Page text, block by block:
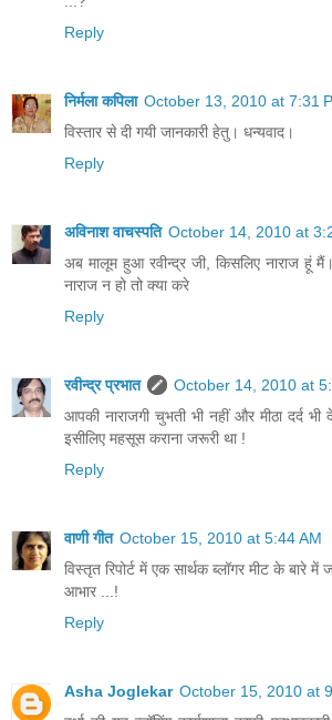
Reply
निर्मला कपिला October 13, 2010 at 7:31
विस्तार से दी गयी जानकारी हेतु। धन्यवाद।
Reply
अविनाश वाचस्पति October 14, 2010 at
अब मालूम हुआ रवीन्‍द्र जी, किसलिए नाराज हूं
नाराज न हो तो क्‍या करे
Reply
रवीन्द्र प्रभात
October 14, 2010 at
आपकी नाराजगी चुभती भी नहीं और मीठा दर्द
इसीलिए महसूस कराना जरूरी था !
Reply
वाणी गीत October 15, 2010 at 5:44 AM
विस्तृत रिपोर्ट में एक सार्थक ब्लॉगर मीट के बारे में
आभार ...!
Reply
Asha Joglekar October 15, 2010 at